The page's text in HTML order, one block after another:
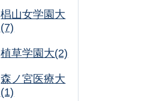
椙山女学園大
(7)
植草学園大(2)
森ノ宮医療大
(1)